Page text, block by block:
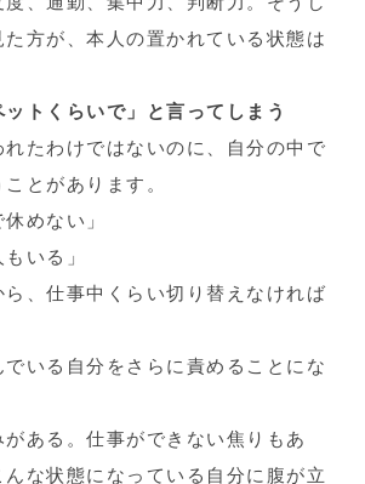
方が、本人の置かれている状態は
トくらいで」と言ってしまう
れたわけではないのに、自分の中で
とがあります。
めない」
いる」
ら、仕事中くらい切り替えなければ
でいる自分をさらに責めることにな
ある。仕事ができない焦りもあ
んな状態になっている自分に腹が立